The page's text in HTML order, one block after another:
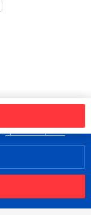
правила портала